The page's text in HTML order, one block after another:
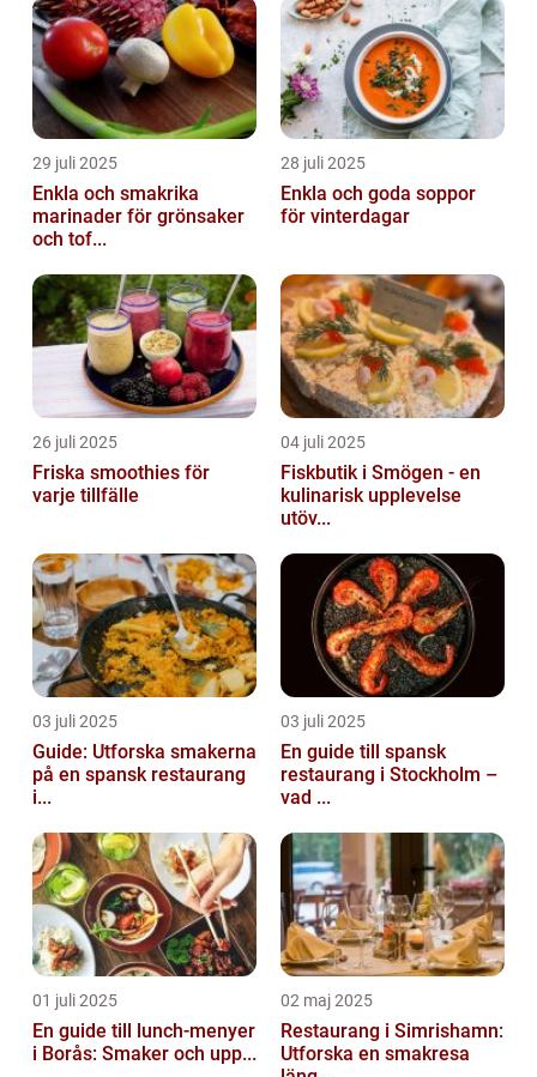
29 juli 2025
Enkla och smakrika
marinader för grönsaker
och tof...
28 juli 2025
Enkla och goda soppor
för vinterdagar
26 juli 2025
Friska smoothies för
varje tillfälle
04 juli 2025
Fiskbutik i Smögen - en
kulinarisk upplevelse
utöv...
03 juli 2025
Guide: Utforska smakerna
på en spansk restaurang
i...
03 juli 2025
En guide till spansk
restaurang i Stockholm –
vad ...
01 juli 2025
En guide till lunch-menyer
i Borås: Smaker och upp...
02 maj 2025
Restaurang i Simrishamn:
Utforska en smakresa